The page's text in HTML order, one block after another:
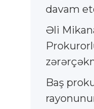
davam
Əli
Baş